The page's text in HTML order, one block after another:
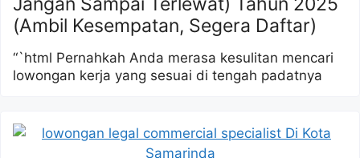
(Ambil Kesempatan, Segera Daftar)
“`html Pernahkah Anda merasa kesulitan mencari
lowongan kerja yang sesuai di tengah padatnya